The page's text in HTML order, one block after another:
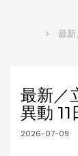
最新
最新／
異動
2026-07-09